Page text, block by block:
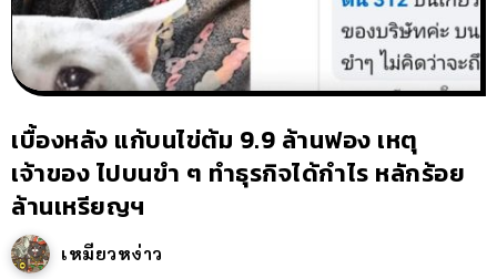
เบื้องหลัง แก้บนไข่ต้ม 9.9 ล้านฟอง เหตุ
เจ้าของ ไปบนขำ ๆ ทำธุรกิจได้กำไร หลักร้อย
ล้านเหรียญฯ
เหมียวหง่าว